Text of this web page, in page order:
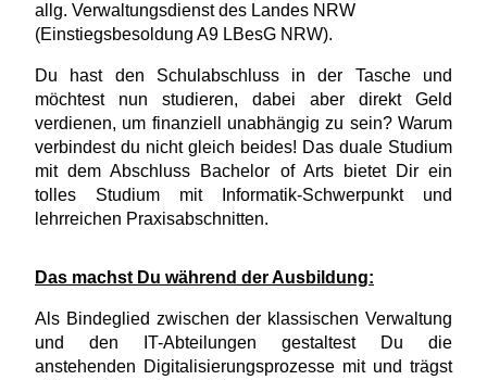
allg. Verwaltungsdienst des Landes NRW
(Einstiegsbesoldung A9 LBesG NRW).
Du hast den Schulabschluss in der Tasche und
möchtest nun studieren, dabei aber direkt Geld
verdienen, um finanziell unabhängig zu sein? Warum
verbindest du nicht gleich beides! Das duale Studium
mit dem Abschluss Bachelor of Arts bietet Dir ein
tolles Studium mit Informatik-Schwerpunkt und
lehrreichen Praxisabschnitten.
Das machst Du während der Ausbildung:
Als Bindeglied zwischen der klassischen Verwaltung
und den IT-Abteilungen gestaltest Du die
anstehenden Digitalisierungsprozesse mit und trägst